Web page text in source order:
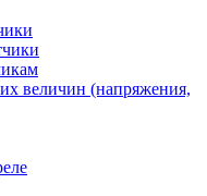
величин (напряжения,